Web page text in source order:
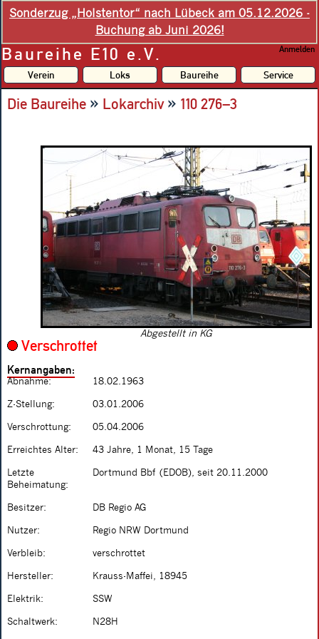
Sonderzug „Holstentor“ nach Lübeck am 05.12.2026 -
Buchung ab Juni 2026!
Baureihe E10 e.V. Anmelden
Verein Loks Baureihe Service
Die Baureihe » Lokarchiv» 110 276–3
Abgestellt in KG
Verschrottet
Kernangaben:
Abnahme: 18.02.1963
Z-Stellung: 03.01.2006
Verschrottung: 05.04.2006
Erreichtes Alter: 43 Jahre, 1 Monat, 15 Tage
Letzte
Beheimatung:
Dortmund Bbf (EDOB), seit 20.11.2000
Besitzer: DB Regio AG
Nutzer: Regio NRW Dortmund
Verbleib: verschrottet
Hersteller: Krauss-Maffei, 18945
Elektrik: SSW
Schaltwerk: N28H